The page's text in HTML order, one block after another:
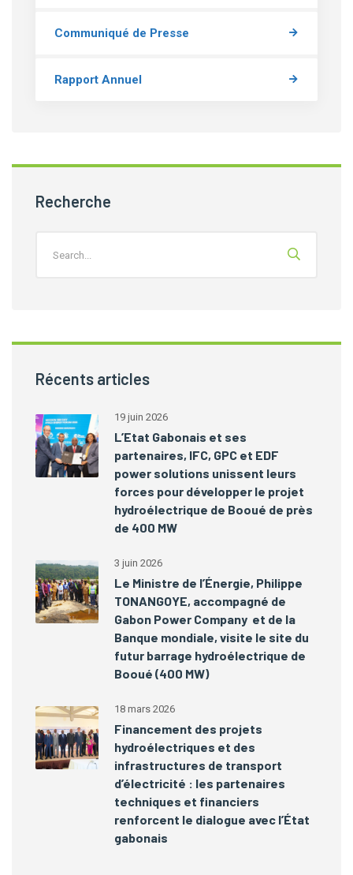
Communiqué de Presse
Rapport Annuel
Recherche
Récents articles
19 juin 2026
L’Etat Gabonais et ses
partenaires, IFC, GPC et EDF
power solutions unissent leurs
forces pour développer le projet
hydroélectrique de Booué de près
de 400 MW
3 juin 2026
Le Ministre de l’Énergie, Philippe
TONANGOYE, accompagné de
Gabon Power Company et de la
Banque mondiale, visite le site du
futur barrage hydroélectrique de
Booué (400 MW)
18 mars 2026
Financement des projets
hydroélectriques et des
infrastructures de transport
d’électricité : les partenaires
techniques et financiers
renforcent le dialogue avec l’État
gabonais